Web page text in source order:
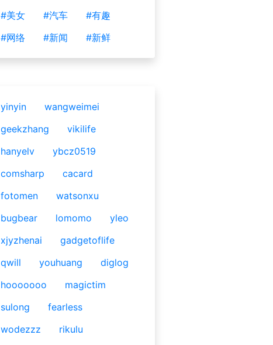
#美女
#汽车
#有趣
#网络
#新闻 #新鲜
yinyin
wangweimei
geekzhang
vikilife
hanyelv
ybcz0519
comsharp
cacard
fotomen
watsonxu
bugbear
lomomo
yleo
xjyzhenai
gadgetoflife
qwill
youhuang
diglog
hooooooo
magictim
sulong
fearless
wodezzz
rikulu